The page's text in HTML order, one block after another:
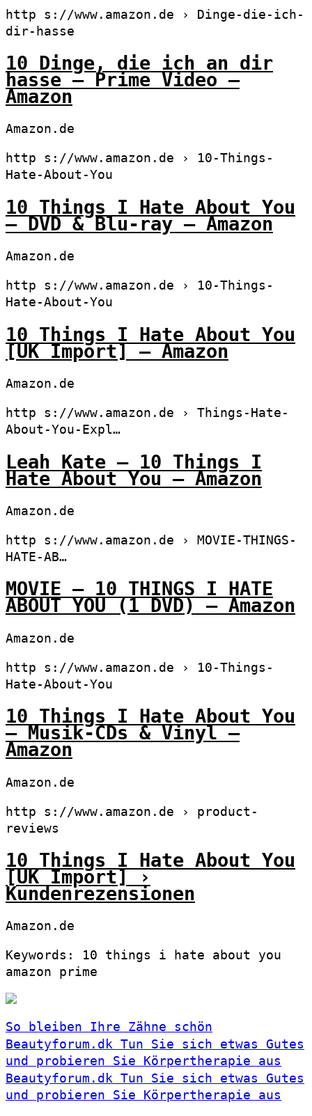
http s://www.amazon.de › Dinge-die-ich-
dir-hasse
10 Dinge, die ich an dir
hasse – Prime Video –
Amazon
Amazon.de
http s://www.amazon.de › 10-Things-
Hate-About-You
10 Things I Hate About You
– DVD & Blu-ray – Amazon
Amazon.de
http s://www.amazon.de › 10-Things-
Hate-About-You
10 Things I Hate About You
[UK Import] – Amazon
Amazon.de
http s://www.amazon.de › Things-Hate-
About-You-Expl…
Leah Kate – 10 Things I
Hate About You – Amazon
Amazon.de
http s://www.amazon.de › MOVIE-THINGS-
HATE-AB…
MOVIE – 10 THINGS I HATE
ABOUT YOU (1 DVD) – Amazon
Amazon.de
http s://www.amazon.de › 10-Things-
Hate-About-You
10 Things I Hate About You
– Musik-CDs & Vinyl –
Amazon
Amazon.de
http s://www.amazon.de › product-
reviews
10 Things I Hate About You
[UK Import] ›
Kundenrezensionen
Amazon.de
Keywords: 10 things i hate about you
amazon prime
So bleiben Ihre Zähne schön
Beautyforum.dk Tun Sie sich etwas Gutes
und probieren Sie Körpertherapie aus
Beautyforum.dk Tun Sie sich etwas Gutes
und probieren Sie Körpertherapie aus